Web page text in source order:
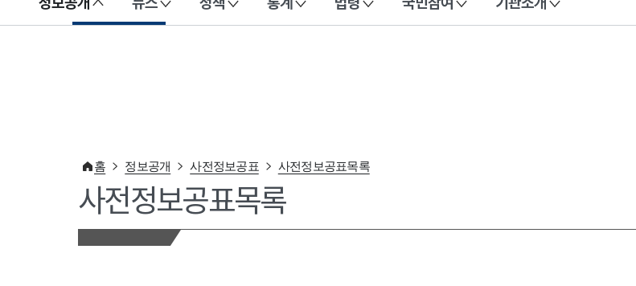
이 누리집은 대한민국 공식 전자정부 누리집입니다.
홈 정보공개 사전정보공표 사전정보공표목록
사전정보공표목록